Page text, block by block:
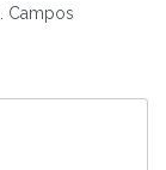
Campos